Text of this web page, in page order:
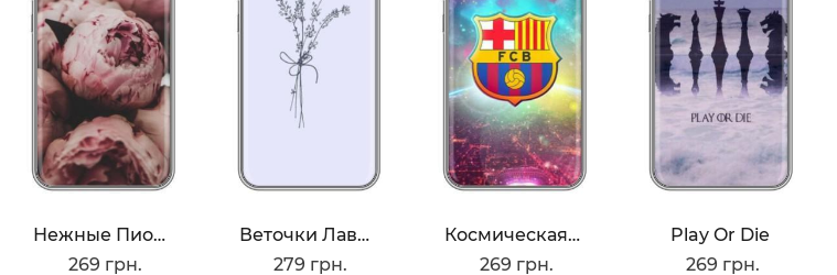
Нежные Пионы
269 грн.
Веточки Лаванды
279 грн.
Космическая Бара
269 грн.
Play Or Die
269 грн.